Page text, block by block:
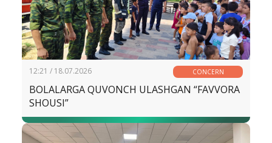
12:21 / 18.07.2026 CONCERN
BOLALARGA QUVONCH ULASHGAN “FAVVORA
SHOUSI”